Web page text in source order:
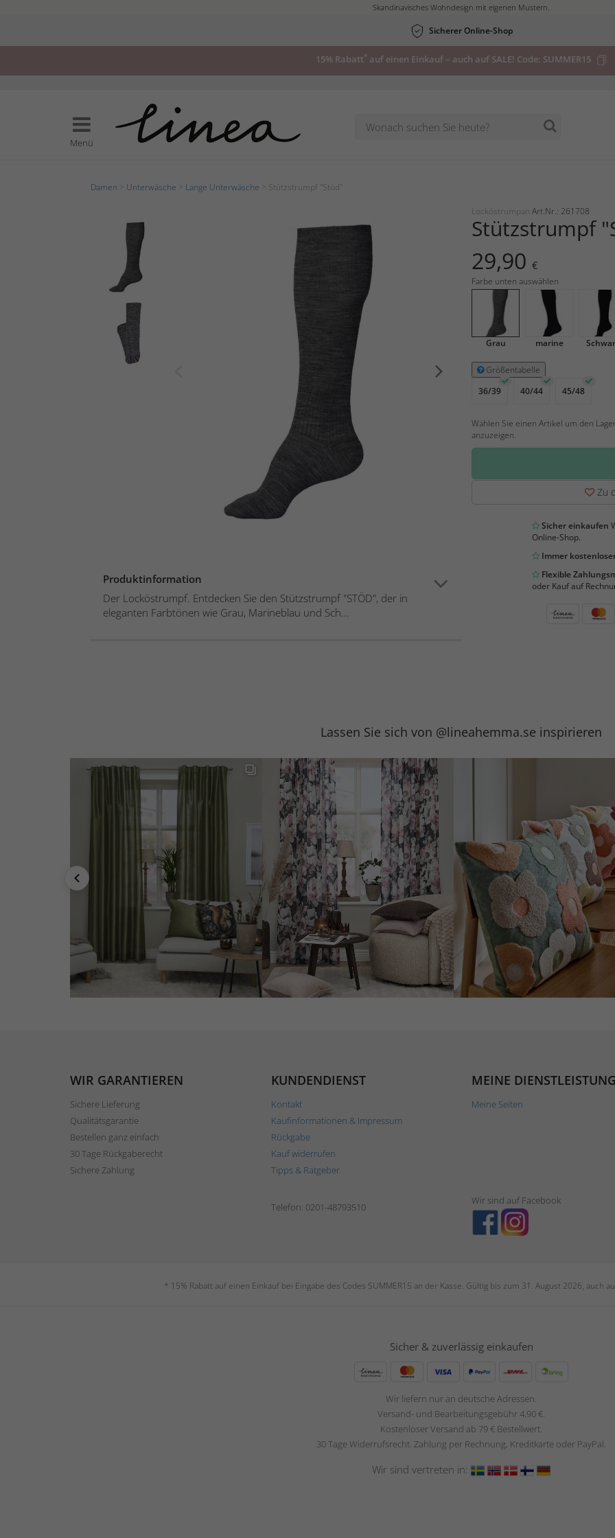
Skandinavisches Wohndesign mit eigenen Mustern.
Sicherer Online-Shop
15% Rabatt* auf einen Einkauf – auch auf SALE! Code: SUMMER15
Menü
Damen Unterwäsche Lange Unterwäsche > Stützstrumpf "Stöd"
Produktinformation
Der Locköstrumpf. Entdecken Sie den Stützstrumpf "STÖD", der in
eleganten Farbtönen wie Grau, Marineblau und Sch...
Locköstrumpan Art.Nr.: 261708
Stützstrumpf
29,90 €
Farbe unten auswählen
Grau marine
Größentabelle
36/39
40/44 45/48
Wählen Sie einen Artikel um den
anzuzeigen.
Zu
Sicher einkaufen
Online-Shop.
Immer
Flexible
oder Kauf auf
Lassen Sie sich von @lineahemma.se inspirieren
WIR GARANTIEREN
Sichere Lieferung
Qualitätsgarantie
Bestellen ganz einfach
30 Tage Rückgaberecht
Sichere Zahlung
KUNDENDIENST
Kontakt
Kaufinformationen & Impressum
Rückgabe
Kauf widerrufen
Tipps & Ratgeber
MEINE
Meine Seiten
Telefon: 0201-48793510
Wir sind auf Facebook
* 15% Rabatt auf einen Einkauf bei Eingabe des Codes SUMMER15 an der Kasse. Gültig bis zum 31. August 2026, auch
Sicher & zuverlässig einkaufen
Wir liefern nur an deutsche Adressen.
Versand- und Bearbeitungsgebühr 4,90 €.
Kostenloser Versand ab 79 € Bestellwert.
30 Tage Widerrufsrecht. Zahlung per Rechnung, Kreditkarte oder PayPal.
Wir sind vertreten in: